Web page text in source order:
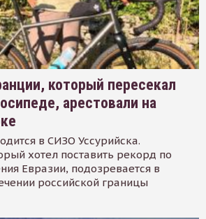
который пересекал
арестовали на
в СИЗО Уссурийска.
хотел поставить рекорд по
Евразии, подозревается в
российской границы